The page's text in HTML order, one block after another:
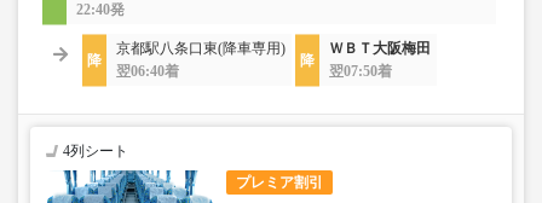
22:40発
京都駅八条口東(降車専用)
翌06:40着
ＷＢＴ大阪梅田
翌07:50着
プレミア割引
4列シート